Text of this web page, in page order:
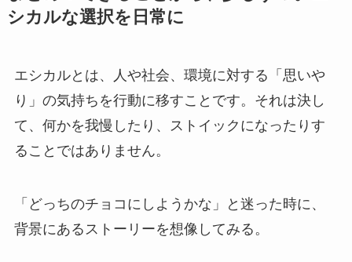
シカルな選択を日常に
エシカルとは、人や社会、環境に対する「思いや
り」の気持ちを行動に移すことです。それは決し
て、何かを我慢したり、ストイックになったりす
ることではありません。
「どっちのチョコにしようかな」と迷った時に、
背景にあるストーリーを想像してみる。